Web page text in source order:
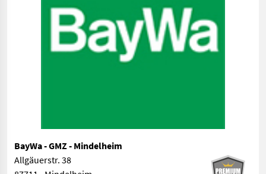
BayWa - GMZ - Mindelheim
Allgäuerstr. 38